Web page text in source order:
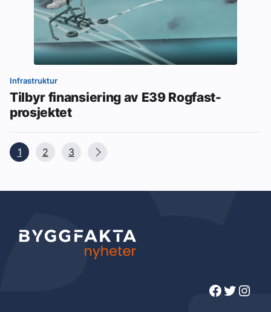
Infrastruktur
Tilbyr finansiering av E39 Rogfast-
prosjektet
1 2 3
Facebook Twitter Instagram